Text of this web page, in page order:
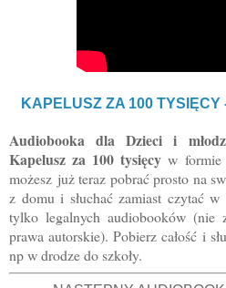
KAPELUSZ ZA 100
Audiobooka dla Dzieci i
Kapelusz za 100 tysięcy w
możesz już teraz pobrać prosto na
z domu i słuchać zamiast czytać
tylko legalnych audiobooków (nie
prawa autorskie). Pobierz całość i
np w drodze do szkoły.